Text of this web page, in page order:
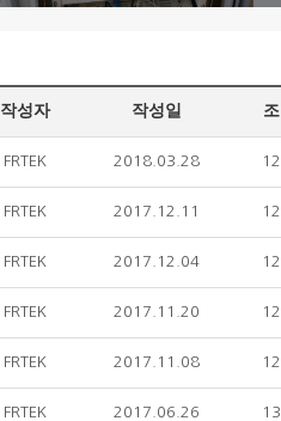
작성자 작성일
FRTEK 2018.03.28
FRTEK 2017.12.11
FRTEK 2017.12.04
FRTEK 2017.11.20
FRTEK 2017.11.08
FRTEK 2017.06.26